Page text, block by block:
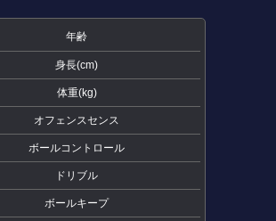
年齢
身長(cm)
体重(kg)
オフェンスセンス
ボールコントロール
ドリブル
ボールキープ